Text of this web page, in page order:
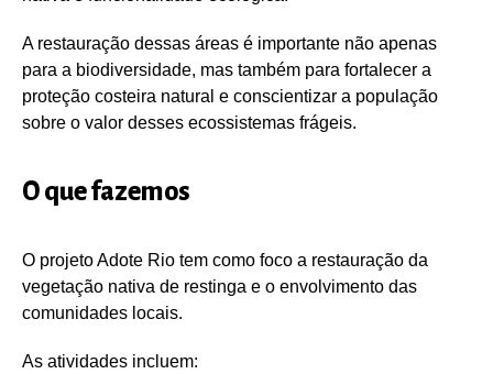
A restauração dessas áreas é importante não apenas
para a biodiversidade, mas também para fortalecer a
proteção costeira natural e conscientizar a população
sobre o valor desses ecossistemas frágeis.
O que fazemos
O projeto Adote Rio tem como foco a restauração da
vegetação nativa de restinga e o envolvimento das
comunidades locais.
As atividades incluem: